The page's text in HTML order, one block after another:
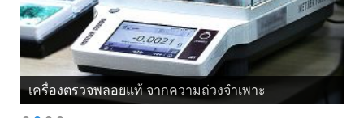
เครื่องตรวจพลอยแท้ จากแสงโพลาไรซ์